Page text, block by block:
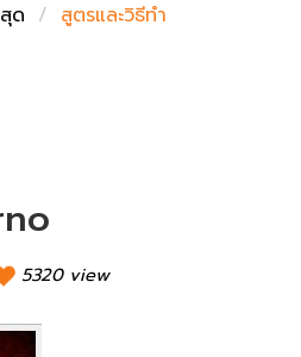
ด สูตรและวิธีทำ
5320 view